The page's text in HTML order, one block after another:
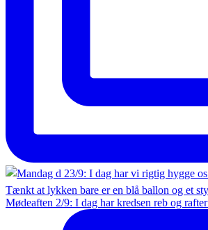
Mødeaften 2/9: I dag har kredsen reb og